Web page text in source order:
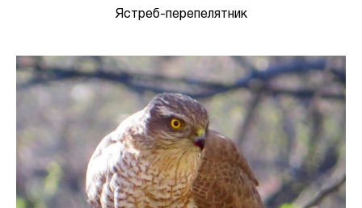
Ястреб-перепелятник